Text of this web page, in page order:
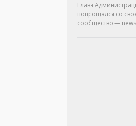
Глава
попрощался со
сообщество —